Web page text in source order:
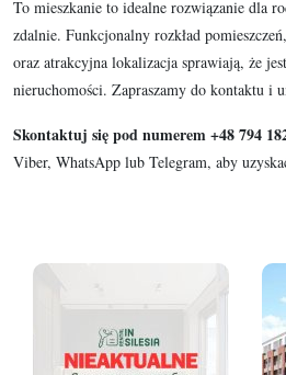
To mieszkanie to idealne rozwiązanie dla
zdalnie. Funkcjonalny rozkład
oraz atrakcyjna lokalizacja sprawiają, że
nieruchomości. Zapraszamy do kontaktu i
Skontaktuj się pod numerem +48 794
Viber, WhatsApp lub Telegram, aby